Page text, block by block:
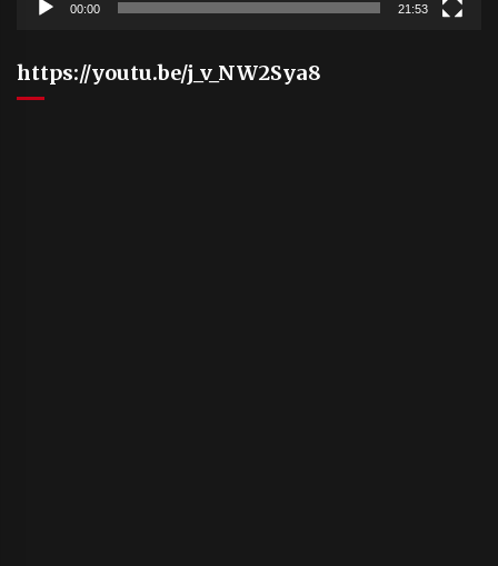
00:00 21:53
https://youtu.be/j_v_NW2Sya8